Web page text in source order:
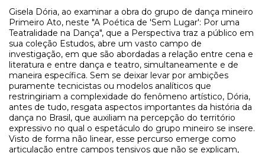
Gisela Dória, ao examinar a obra do grupo de dança mineiro
Primeiro Ato, neste "A Poética de 'Sem Lugar': Por uma
Teatralidade na Dança", que a Perspectiva traz a público em
sua coleção Estudos, abre um vasto campo de
investigação, em que são abordadas a relação entre cena e
literatura e entre dança e teatro, simultaneamente e de
maneira específica. Sem se deixar levar por ambições
puramente tecnicistas ou modelos analíticos que
restringiriam a complexidade do fenômeno artístico, Dória,
antes de tudo, resgata aspectos importantes da história da
dança no Brasil, que auxiliam na percepção do território
expressivo no qual o espetáculo do grupo mineiro se insere.
Visto de forma não linear, esse percurso emerge como
articulação entre campos tensivos que não se explicam,